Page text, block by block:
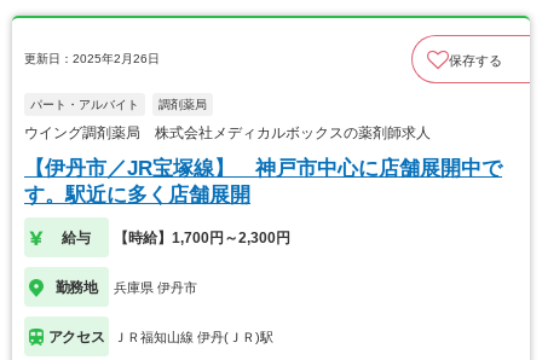
更新日：2025年2月26日 保存する
パート・アルバイト 調剤薬局
ウイング調剤薬局 株式会社メディカルボックスの薬剤師求人
【伊丹市／JR宝塚線】 神戸市中心に店舗展開中で
す。駅近に多く店舗展開
給与 【時給】1,700円～2,300円
勤務地 兵庫県 伊丹市
アクセス ＪＲ福知山線 伊丹(ＪＲ)駅